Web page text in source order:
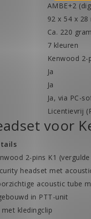
AMBE+2
92 x 54 x 28
Ca. 220 gram
7 kleuren
Kenwood
Ja
Ja
Ja, via PC-
Licentievrij
voor
2-pins K1
headset met
acoustic tube
in PTT-unit
met kledingclip